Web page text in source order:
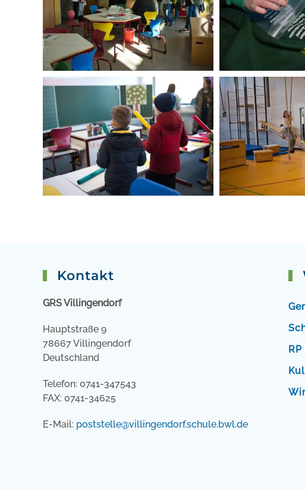
Kontakt
GRS Villingendorf
Hauptstraße 9
78667 Villingendorf
Deutschland
Telefon: 0741-347543
FAX: 0741-34625
E-Mail: poststelle@villingendorf.schule.bwl.de